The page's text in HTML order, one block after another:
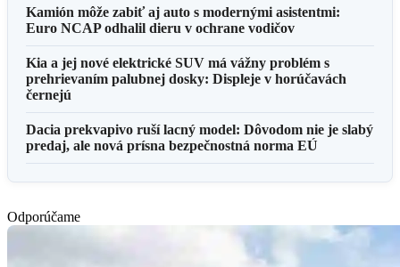
Kamión môže zabiť aj auto s modernými asistentmi:
Euro NCAP odhalil dieru v ochrane vodičov
Kia a jej nové elektrické SUV má vážny problém s
prehrievaním palubnej dosky: Displeje v horúčavách
černejú
Dacia prekvapivo ruší lacný model: Dôvodom nie je slabý
predaj, ale nová prísna bezpečnostná norma EÚ
Odporúčame